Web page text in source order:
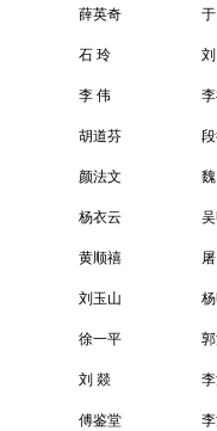
薛英奇
石 玲
李 伟
胡道芬
颜法文
杨衣云
黄顺禧
刘玉山
徐一平
刘 燚
傅鉴堂